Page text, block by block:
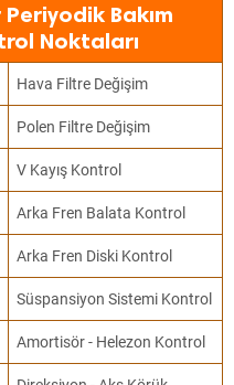
Bakım
Noktaları
Hava Filtre Değişim
Polen Filtre Değişim
V Kayış Kontrol
Arka Fren Balata Kontrol
Arka Fren Diski Kontrol
Süspansiyon Sistemi Kontrol
Amortisör - Helezon Kontrol